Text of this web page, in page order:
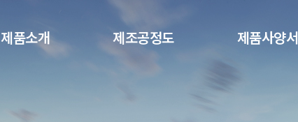
제품소개 제조공정도 제품사양서